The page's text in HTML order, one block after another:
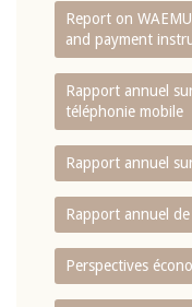
Report on
and payment
Rapport annuel
téléphonie mobile
Rapport annuel
Rapport annuel de
Perspectives